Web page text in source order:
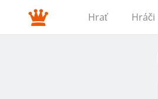
Hrať Hráči